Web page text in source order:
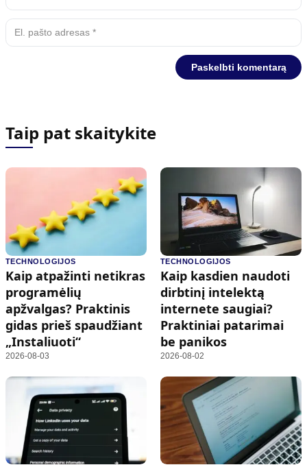
Taip pat skaitykite
TECHNOLOGIJOS
Kaip atpažinti netikras
programėlių
apžvalgas? Praktinis
gidas prieš spaudžiant
„Instaliuoti“
2026-08-03
TECHNOLOGIJOS
Kaip kasdien naudoti
dirbtinį intelektą
internete saugiai?
Praktiniai patarimai
be panikos
2026-08-02